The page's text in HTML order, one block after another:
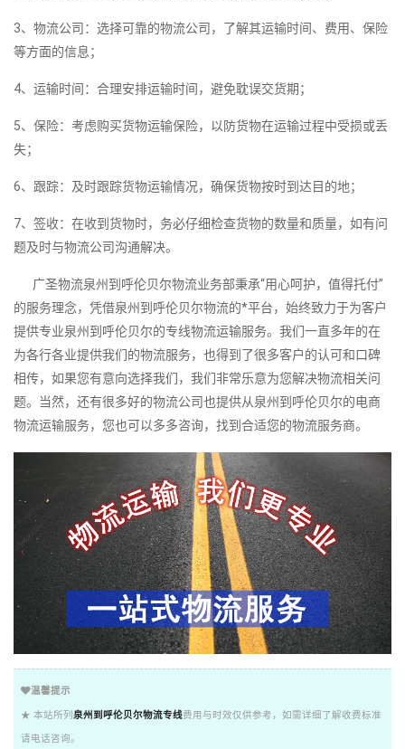
3、物流公司：选择可靠的物流公司，了解其运输时间、费用、保险
等方面的信息；
4、运输时间：合理安排运输时间，避免耽误交货期；
5、保险：考虑购买货物运输保险，以防货物在运输过程中受损或丢
失；
6、跟踪：及时跟踪货物运输情况，确保货物按时到达目的地；
7、签收：在收到货物时，务必仔细检查货物的数量和质量，如有问
题及时与物流公司沟通解决。
广圣物流泉州到呼伦贝尔物流业务部秉承“用心呵护，值得托付”
的服务理念，凭借泉州到呼伦贝尔物流的*平台，始终致力于为客户
提供专业泉州到呼伦贝尔的专线物流运输服务。我们一直多年的在
为各行各业提供我们的物流服务，也得到了很多客户的认可和口碑
相传，如果您有意向选择我们，我们非常乐意为您解决物流相关问
题。当然，还有很多好的物流公司也提供从泉州到呼伦贝尔的电商
物流运输服务，您也可以多多咨询，找到合适您的物流服务商。
温馨提示
★ 本站所列 泉州到呼伦贝尔物流专线费用与时效仅供参考，如需详细了解收费标准
请电话咨询。